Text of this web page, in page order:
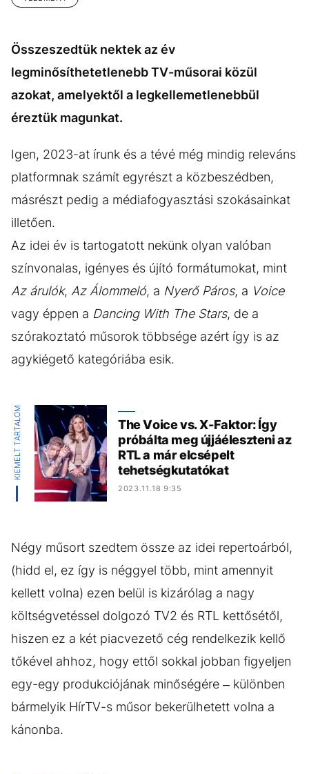
Összeszedtük nektek az év
legminősíthetetlenebb TV-műsorai közül
azokat, amelyektől a legkellemetlenebbül
éreztük magunkat.
Igen, 2023-at írunk és a tévé még mindig releváns
platformnak számít egyrészt a közbeszédben,
másrészt pedig a médiafogyasztási szokásainkat
illetően.
Az idei év is tartogatott nekünk olyan valóban
színvonalas, igényes és újító formátumokat, mint
Az árulók, Az Álommeló, a Nyerő Páros, a Voice
vagy éppen a Dancing With The Stars, de a
szórakoztató műsorok többsége azért így is az
agykiégető kategóriába esik.
KIEMELT TARTALOM
The Voice vs. X-Faktor: Így
próbálta meg újjáéleszteni az
RTL a már elcsépelt
tehetségkutatókat
2023.11.18 9:35
Négy műsort szedtem össze az idei repertoárból,
(hidd el, ez így is néggyel több, mint amennyit
kellett volna) ezen belül is kizárólag a nagy
költségvetéssel dolgozó TV2 és RTL kettősétől,
hiszen ez a két piacvezető cég rendelkezik kellő
tőkével ahhoz, hogy ettől sokkal jobban figyeljen
egy-egy produkciójának minőségére – különben
bármelyik HírTV-s műsor bekerülhetett volna a
kánonba.